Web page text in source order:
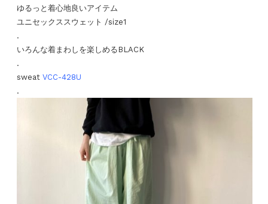
ゆるっと着心地良いアイテム
ユニセックススウェット /size1
.
いろんな着まわしを楽しめるBLACK
.
sweat VCC-428U
.